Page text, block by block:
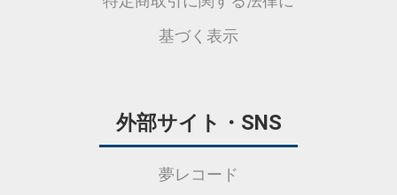
基づく表示
外部サイト・SNS
夢レコード